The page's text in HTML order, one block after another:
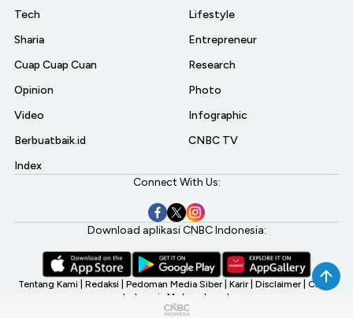
Tech
Sharia
Cuap Cuap Cuan
Opinion
Video
Berbuatbaik.id
Index
Lifestyle
Entrepreneur
Research
Photo
Infographic
CNBC TV
Connect With Us:
Download aplikasi CNBC Indonesia:
Tentang Kami Redaksi Pedoman Media Siber Karir Disclaimer CNBC
Indonesia My Investment
©2026 CNBC Indonesia, A Transmedia Company